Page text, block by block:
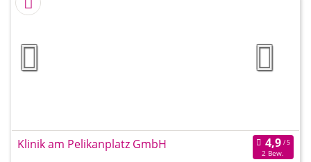
Klinik am Pelikanplatz GmbH
2 Bew.